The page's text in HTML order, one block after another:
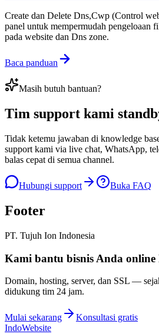
Create dan Delete Dns,Cwp (Control
panel untuk mempermudah pengeloaan
pada website dan Dns zone.
Baca panduan
Masih butuh bantuan?
Tim support kami
Tidak ketemu jawaban di knowledge
support kami via live chat, WhatsApp,
balas cepat di semua channel.
Hubungi support Buka FAQ
Footer
PT. Tujuh Ion Indonesia
Kami bantu bisnis Anda online
Domain, hosting, server, dan SSL —
didukung tim 24 jam.
Mulai sekarang
Konsultasi gratis
IndoWebsite